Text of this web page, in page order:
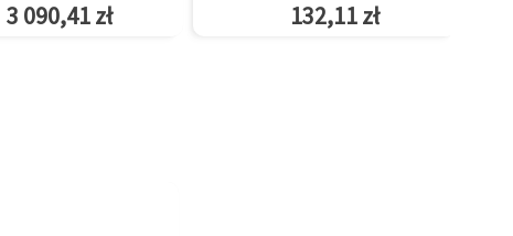
3 090,41 zł 132,11 zł